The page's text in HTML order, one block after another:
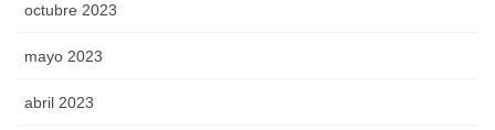
octubre 2023
mayo 2023
abril 2023